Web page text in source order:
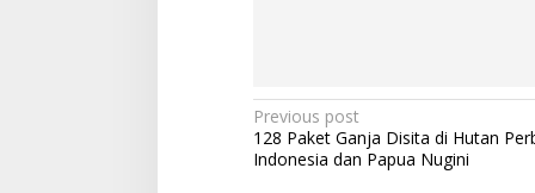
P
o
Previous post
128 Paket Ganja Disita di Hutan
Indonesia dan Papua Nugini